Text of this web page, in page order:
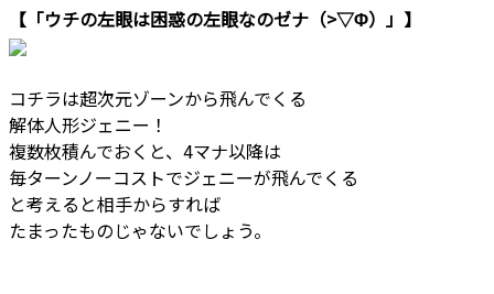
【「ウチの左眼は困惑の左眼なのゼナ（>▽Φ）」】
コチラは超次元ゾーンから飛んでくる
解体人形ジェニー！
複数枚積んでおくと、4マナ以降は
毎ターンノーコストでジェニーが飛んでくる
と考えると相手からすれば
たまったものじゃないでしょう。